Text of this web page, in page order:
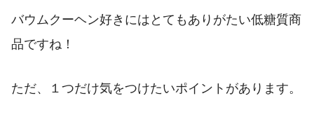
バウムクーヘン好きにはとてもありがたい低糖質商
品ですね！
ただ、１つだけ気をつけたいポイントがあります。